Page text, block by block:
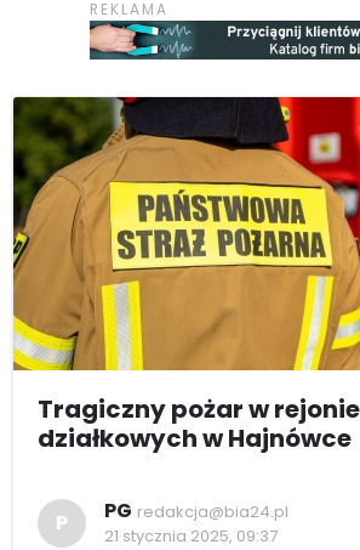
Tragiczny pożar w
działkowych w Hajnówce
P PG redakcja@bia24.pl
21 stycznia 2025, 09:37